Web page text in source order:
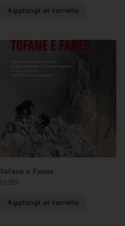
Aggiungi al carrello
Tofane e Fanes
24,90€
Aggiungi al carrello